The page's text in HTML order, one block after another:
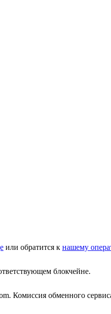
или обратится к нашему
блокчейне.
Комиссия обменного